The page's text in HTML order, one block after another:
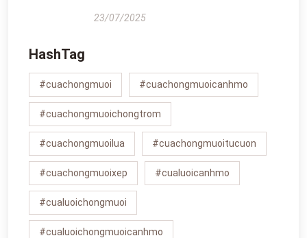
23/07/2025
HashTag
#cuachongmuoi #cuachongmuoicanhmo
#cuachongmuoichongtrom
#cuachongmuoilua #cuachongmuoitucuon
#cuachongmuoixep #cualuoicanhmo
#cualuoichongmuoi
#cualuoichongmuoicanhmo